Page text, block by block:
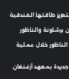
برشلونة والناظور
خلال عملية
بمعهد أزغنغان